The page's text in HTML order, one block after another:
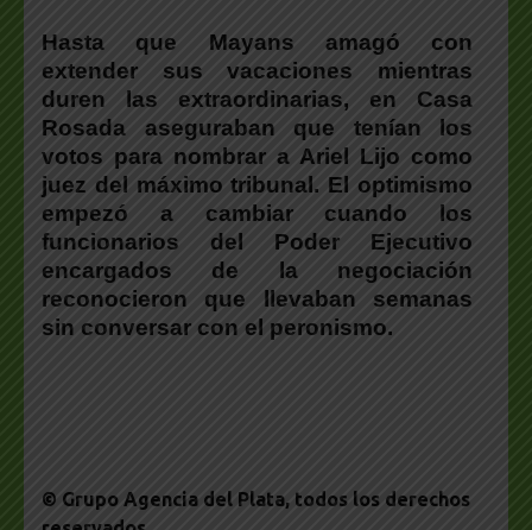
Hasta que Mayans amagó con
extender sus vacaciones mientras
duren las extraordinarias, en Casa
Rosada aseguraban que tenían los
votos para nombrar a Ariel Lijo como
juez del máximo tribunal. El optimismo
empezó a cambiar cuando los
funcionarios del Poder Ejecutivo
encargados de la negociación
reconocieron que llevaban semanas
sin conversar con el peronismo.
© Grupo Agencia del Plata, todos los derechos